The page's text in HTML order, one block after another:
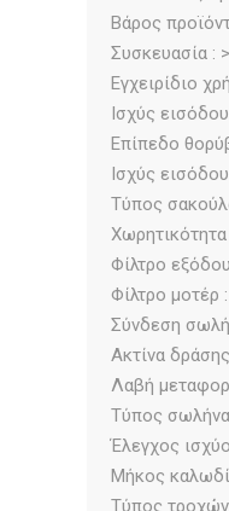
Βάρος
Συσκευασία :
Εγχειρίδιο
Iσχύς
Επίπεδο
Iσχύς
Τύπος
Χωρητικότητα
Φίλτρο
Φίλτρο
Σύνδεση
Ακτίνα
Λαβή
Τύπος
Έλεγχος
Μήκος
Τύπος